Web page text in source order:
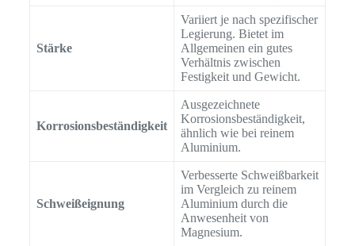
Stärke
Variiert je nach spezifischer
Legierung. Bietet im
Allgemeinen ein gutes
Verhältnis zwischen
Festigkeit und Gewicht.
Korrosionsbeständigkeit
Ausgezeichnete
Korrosionsbeständigkeit,
ähnlich wie bei reinem
Aluminium.
Schweißeignung
Verbesserte Schweißbarkeit
im Vergleich zu reinem
Aluminium durch die
Anwesenheit von
Magnesium.